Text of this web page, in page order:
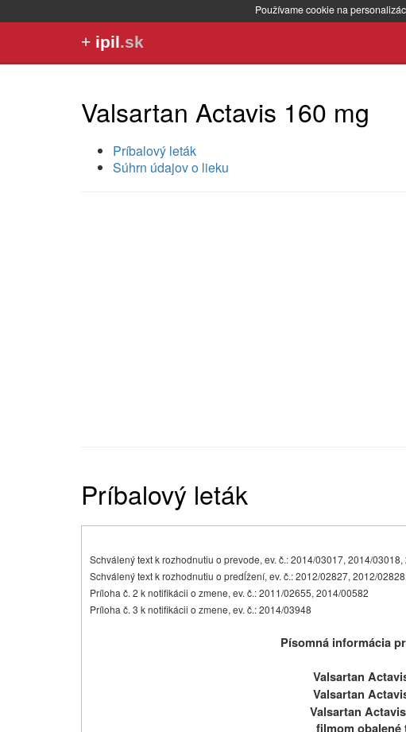
Používame cookie na
+ ipil.sk
Valsartan Actavis 160 mg
Príbalový leták
Súhrn údajov o lieku
Príbalový leták
Schválený text k rozhodnutiu o prevode, ev. č.: 2014/03017, 2014/
Schválený text k rozhodnutiu o predĺžení, ev. č.: 2012/02827, 2012/
Príloha č. 2 k notifikácii o zmene, ev. č.: 2011/02655, 2014/00582
Príloha č. 3 k notifikácii o zmene, ev. č.: 2014/03948
Písomná informácia
Valsartan
Valsartan
Valsartan
filmom obalené